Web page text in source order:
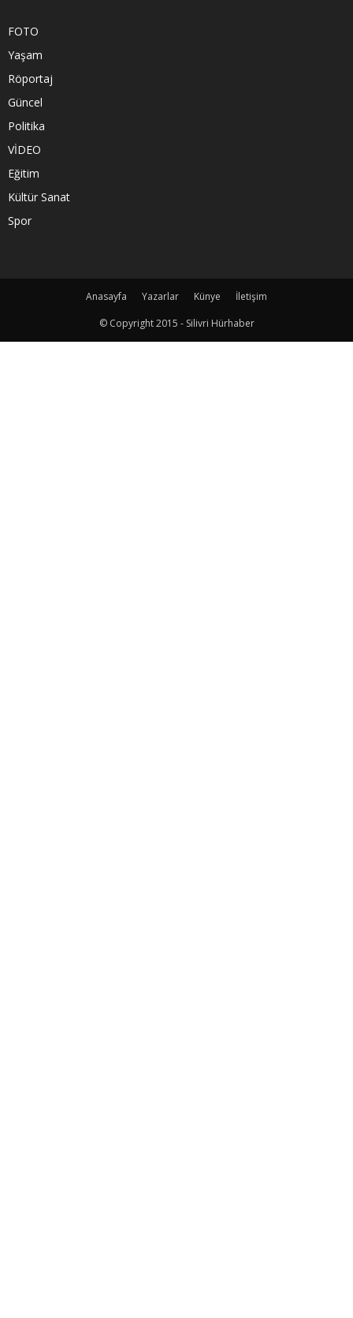
FOTO
Yaşam
Röportaj
Güncel
Politika
VİDEO
Eğitim
Kültür Sanat
Spor
Anasayfa Yazarlar Künye
İletişim
© Copyright 2015 - Silivri Hürhaber